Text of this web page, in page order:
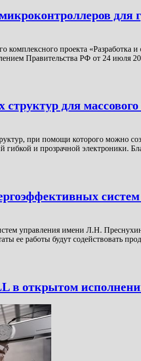
для
проекта «Разработка
Правительства РФ от 24 июля
для
при помощи которого
и прозрачной электроники.
управления имени Л.Н.
ее работы будут содействовать
открытом